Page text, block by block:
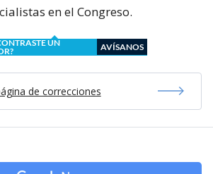
en el Congreso.
UN
AVÍSANOS
de correcciones